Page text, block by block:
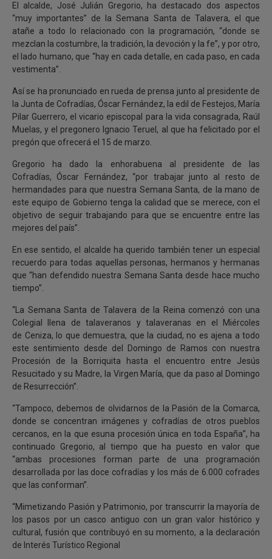
El alcalde, José Julián Gregorio, ha destacado dos aspectos
“muy importantes” de la Semana Santa de Talavera, el que
atañe a todo lo relacionado con la programación, “donde se
mezclan la costumbre, la tradición, la devoción y la fe”, y por otro,
el lado humano, que “hay en cada detalle, en cada paso, en cada
vestimenta”.
Así se ha pronunciado en rueda de prensa junto al presidente de
la Junta de Cofradías, Óscar Fernández, la edil de Festejos, María
Pilar Guerrero, el vicario episcopal para la vida consagrada, Raúl
Muelas, y el pregonero Ignacio Teruel, al que ha felicitado por el
pregón que ofrecerá el 15 de marzo.
Gregorio ha dado la enhorabuena al presidente de las
Cofradías, Óscar Fernández, “por trabajar junto al resto de
hermandades para que nuestra Semana Santa, de la mano de
este equipo de Gobierno tenga la calidad que se merece, con el
objetivo de seguir trabajando para que se encuentre entre las
mejores del país”.
En ese sentido, el alcalde ha querido también tener un especial
recuerdo para todas aquellas personas, hermanos y hermanas
que “han defendido nuestra Semana Santa desde hace mucho
tiempo”.
“La Semana Santa de Talavera de la Reina comenzó con una
Colegial llena de talaveranos y talaveranas en el Miércoles
de Ceniza, lo que demuestra, que la ciudad, no es ajena a todo
este sentimiento desde del Domingo de Ramos con nuestra
Procesión de la Borriquita hasta el encuentro entre Jesús
Resucitado y su Madre, la Virgen María, que da paso al Domingo
de Resurrección”.
“Tampoco, debemos de olvidarnos de la Pasión de la Comarca,
donde se concentran imágenes y cofradías de otros pueblos
cercanos, en la que esuna procesión única en toda España”, ha
continuado Gregorio, al tiempo que ha puesto en valor que
“ambas procesiones forman parte de una programación
desarrollada por las doce cofradías y los más de 6.000 cofrades
que las conforman”.
“Mimetizando Pasión y Patrimonio, por transcurrir la mayoría de
los pasos por un casco antiguo con un gran valor histórico y
cultural, fusión que contribuyó en su momento, a la declaración
de Interés Turístico Regional